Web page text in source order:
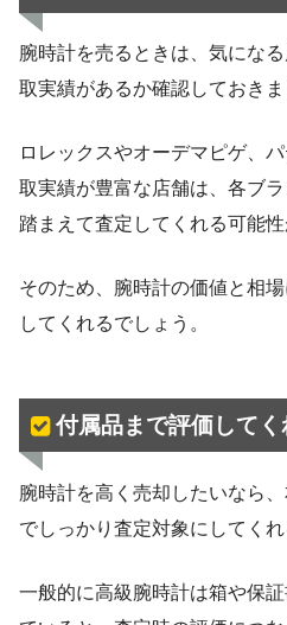
腕時計を売るときは、気にな
取実績があるか確認しておきま
ロレックスやオーデマピゲ、
取実績が豊富な店舗は、各ブ
踏まえて査定してくれる可能性
そのため、腕時計の価値と相
してくれるでしょう。
付属品まで評価して
腕時計を高く売却したいなら
でしっかり査定対象にしてく
一般的に高級腕時計は箱や保